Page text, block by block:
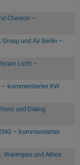
Chevron –
und Air Berlin –
Licht –
– kommentierter KW
und Dialog
– kommentierter
Warimpex und Athos